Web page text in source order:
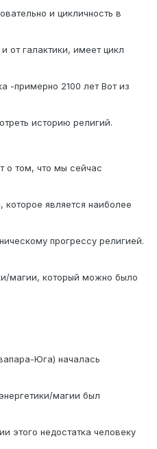
и цикличность в
от галактики, имеет цикл
-примерно 2100 лет Вот из
историю религий.
о том, что мы сейчас
которое является наиболее
прогрессу религией.
магии, который можно было
Юга) началась
магии был
этого недостатка человеку